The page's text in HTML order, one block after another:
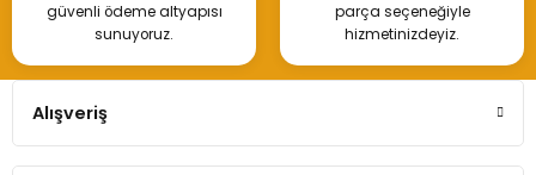
güvenli ödeme altyapısı
sunuyoruz.
parça seçeneğiyle
hizmetinizdeyiz.
Alışveriş